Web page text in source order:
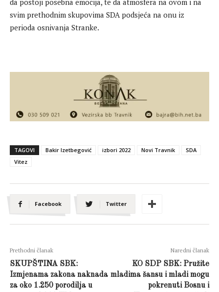
svim prethodnim skupovima SDA podsjeća na onu iz
perioda osnivanja Stranke.
TAGOVI Bakir Izetbegović izbori 2022 Novi Travnik
SDA
Vitez
Facebook Twitter
Prethodni članak
SKUPŠTINA SBK:
Izmjenama zakona naknada
za oko 1.250 porodilja u
Naredni članak
KO SDP SBK: Pružite
mladima šansu i mladi mogu
pokrenuti Bosnu i